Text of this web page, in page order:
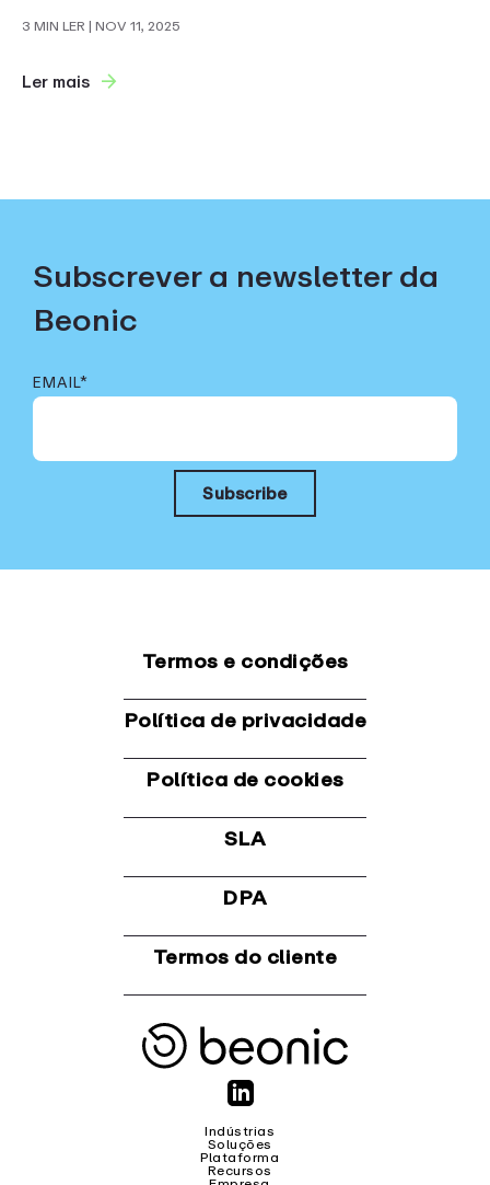
3 MIN LER | NOV 11, 2025
Ler mais
Subscrever a newsletter da
Beonic
EMAIL*
Termos e condições
Política de privacidade
Política de cookies
SLA
DPA
Termos do cliente
Indústrias
Soluções
Plataforma
Recursos